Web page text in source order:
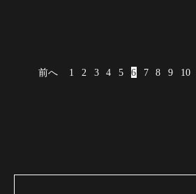
前へ 1 2 3 4 5 6 7 8 9 10